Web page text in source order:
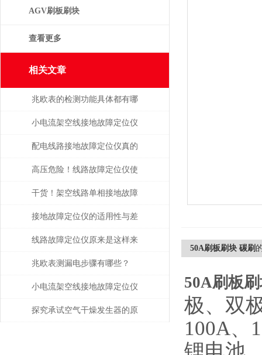
AGV刷板刷块
查看更多
相关文章
兆欧表的检测功能具体都有哪
些？
小电流架空线接地故障定位仪
如何提升抢修效率
配电线路接地故障定位仪真的
有传说中的那么好吗？一起来
看看
高压危险！线路故障定位仪使
用前必须完成验电与接地
干货！架空线路单相接地故障
点巡查装置正确的操作步骤
接地故障定位仪的适用性与差
异分析
线路故障定位仪原来是这样来
定位的
兆欧表测漏电步骤有哪些？
小电流架空线接地故障定位仪
提高了整个电力系统的稳定性
探究承试空气干燥发生器的原
50A刷板刷块 碳刷
50A刷板
极、双
100A、